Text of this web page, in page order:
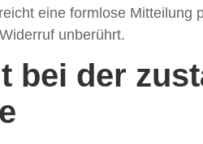
eine formlose
unberührt.
bei der